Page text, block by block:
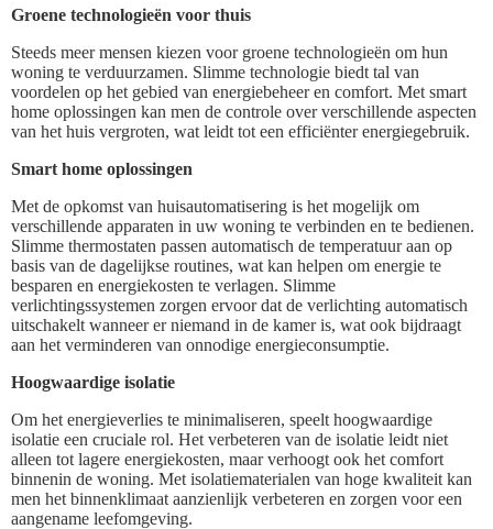
Groene technologieën voor thuis
Steeds meer mensen kiezen voor groene technologieën om hun
woning te verduurzamen. Slimme technologie biedt tal van
voordelen op het gebied van energiebeheer en comfort. Met smart
home oplossingen kan men de controle over verschillende aspecten
van het huis vergroten, wat leidt tot een efficiënter energiegebruik.
Smart home oplossingen
Met de opkomst van huisautomatisering is het mogelijk om
verschillende apparaten in uw woning te verbinden en te bedienen.
Slimme thermostaten passen automatisch de temperatuur aan op
basis van de dagelijkse routines, wat kan helpen om energie te
besparen en energiekosten te verlagen. Slimme
verlichtingssystemen zorgen ervoor dat de verlichting automatisch
uitschakelt wanneer er niemand in de kamer is, wat ook bijdraagt
aan het verminderen van onnodige energieconsumptie.
Hoogwaardige isolatie
Om het energieverlies te minimaliseren, speelt hoogwaardige
isolatie een cruciale rol. Het verbeteren van de isolatie leidt niet
alleen tot lagere energiekosten, maar verhoogt ook het comfort
binnenin de woning. Met isolatiematerialen van hoge kwaliteit kan
men het binnenklimaat aanzienlijk verbeteren en zorgen voor een
aangename leefomgeving.